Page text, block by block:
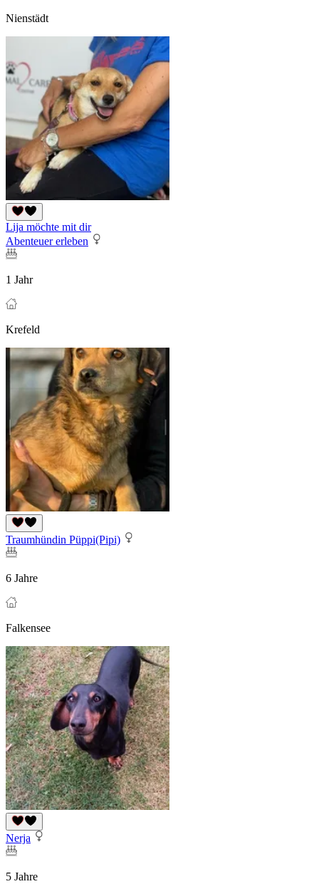
Nienstädt
Lija möchte mit dir
Abenteuer erleben
1 Jahr
Krefeld
Traumhündin Püppi(Pipi)
6 Jahre
Falkensee
Nerja
5 Jahre